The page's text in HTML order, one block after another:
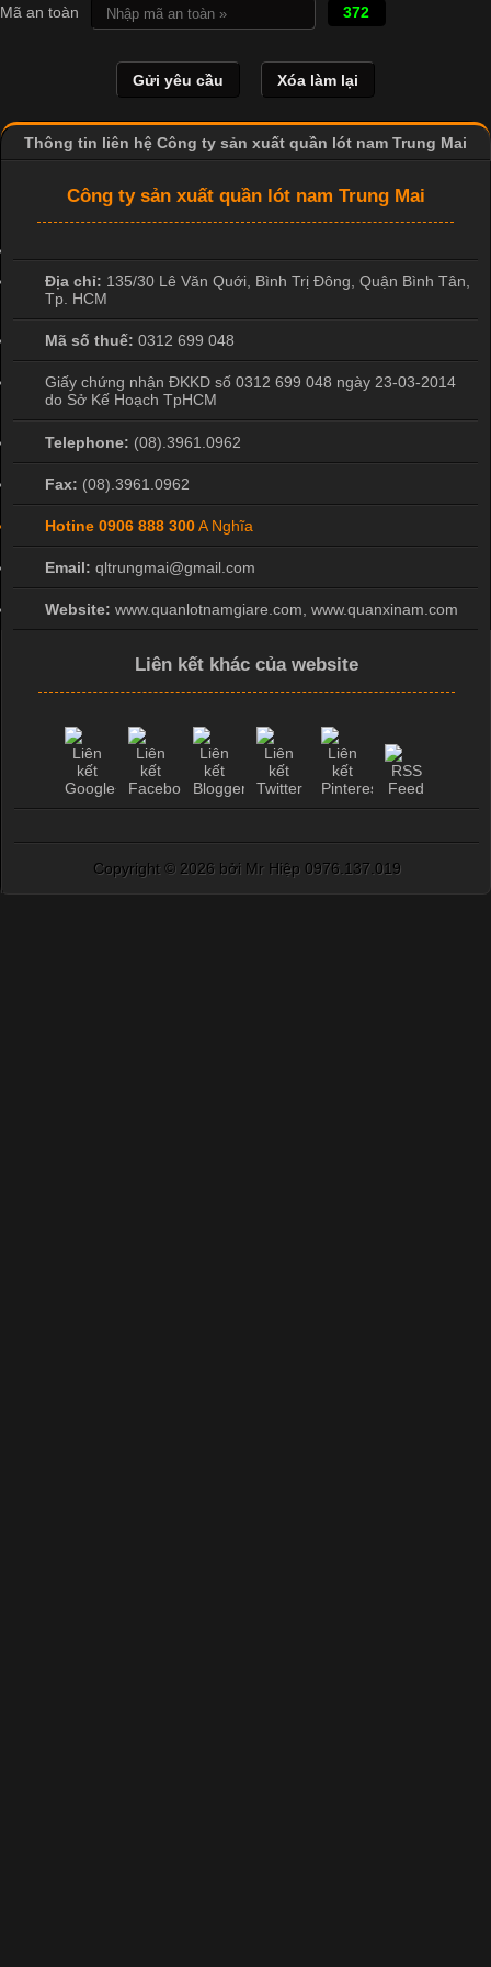
là một trong những công nghệ phổ biến nhờ khả năng tạo ra
dụng rộng rãi trong sản xuất áo thun, đồ thể thao
Mã an toàn 372
Thông tin liên hệ Công ty sản xuất quần lót nam Trung Mai
Công ty sản xuất quần lót nam Trung Mai
Địa chỉ: 135/30 Lê Văn Quới, Bình Trị Đông Quận Bình Tân
Tp. HCM
Mã số thuế: 0312 699 048
Giấy chứng nhận ĐKKD số 0312 699 048 ngày 23-03-2014
do Sở Kế Hoạch TpHCM
Telephone: (08).3961.0962
Fax: (08).3961.0962
Hotine 0906 888 300A Nghĩa
Email: qltrungmai@gmail.com
Website: www.quanlotnamgiare.com, www.quanxinam.com
Liên kết khác của website
Copyright © 2026 bởi Mr Hiệp 0976.137.019